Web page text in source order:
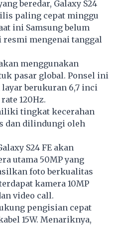
beredar, Galaxy S24
paling cepat minggu
ini Samsung belum
mengenai tanggal
menggunakan
pasar global. Ponsel ini
berukuran 6,7 inci
120Hz.
tingkat kecerahan
dan dilindungi oleh
S24 FE akan
utama 50MP yang
foto berkualitas
kamera 10MP
video call.
pengisian cepat
15W. Menariknya,